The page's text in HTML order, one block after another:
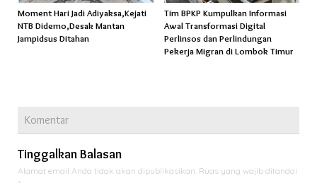
Moment Hari Jadi Adiyaksa,Kejati
NTB Didemo,Desak Mantan
Jampidsus Ditahan
Tim BPKP Kumpulkan Informasi
Awal Transformasi Digital
Perlinsos dan Perlindungan
Pekerja Migran di Lombok Timur
Komentar
Tinggalkan Balasan
Alamat email Anda tidak akan dipublikasikan. Ruas yang wajib ditandai
*